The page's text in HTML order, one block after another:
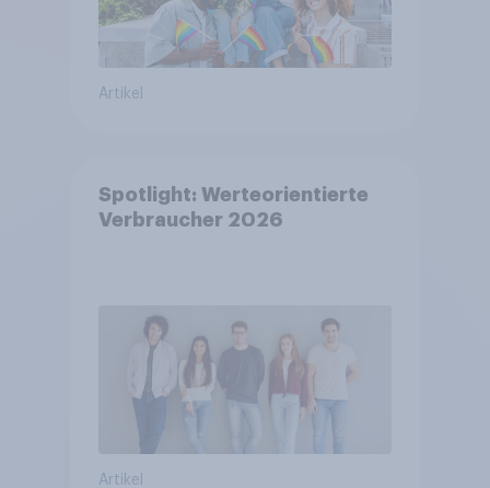
Artikel
Spotlight: Werteorientierte
Verbraucher 2026
Artikel